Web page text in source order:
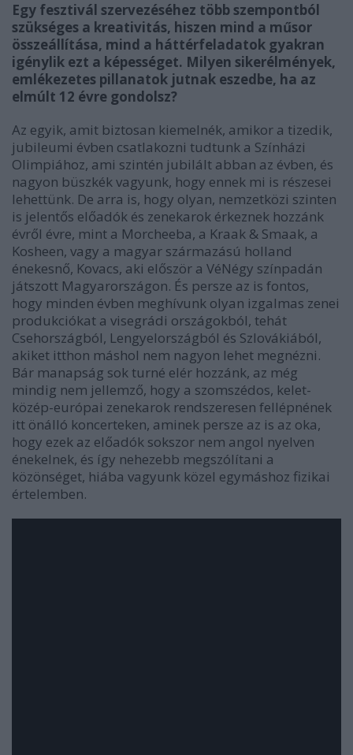
Egy fesztivál szervezéséhez több szempontból
szükséges a kreativitás, hiszen mind a műsor
összeállítása, mind a háttérfeladatok gyakran
igénylik ezt a képességet. Milyen sikerélmények,
emlékezetes pillanatok jutnak eszedbe, ha az
elmúlt 12 évre gondolsz?
Az egyik, amit biztosan kiemelnék, amikor a tizedik,
jubileumi évben csatlakozni tudtunk a Színházi
Olimpiához, ami szintén jubilált abban az évben, és
nagyon büszkék vagyunk, hogy ennek mi is részesei
lehettünk. De arra is, hogy olyan, nemzetközi szinten
is jelentős előadók és zenekarok érkeznek hozzánk
évről évre, mint a Morcheeba, a Kraak & Smaak, a
Kosheen, vagy a magyar származású holland
énekesnő, Kovacs, aki először a VéNégy színpadán
játszott Magyarországon. És persze az is fontos,
hogy minden évben meghívunk olyan izgalmas zenei
produkciókat a visegrádi országokból, tehát
Csehországból, Lengyelországból és Szlovákiából,
akiket itthon máshol nem nagyon lehet megnézni.
Bár manapság sok turné elér hozzánk, az még
mindig nem jellemző, hogy a szomszédos, kelet-
közép-európai zenekarok rendszeresen fellépnének
itt önálló koncerteken, aminek persze az is az oka,
hogy ezek az előadók sokszor nem angol nyelven
énekelnek, és így nehezebb megszólítani a
közönséget, hiába vagyunk közel egymáshoz fizikai
értelemben.